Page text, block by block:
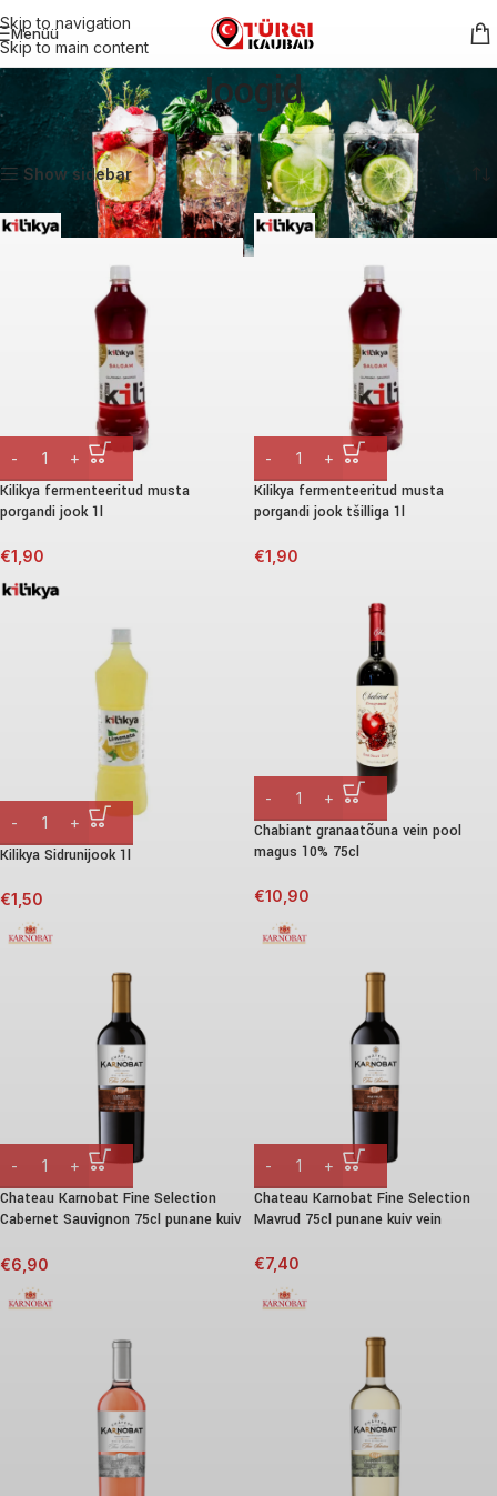
Skip to navigation
Skip to main content
Menüü
Joogid
Esileht Joogid Lehekülg 2 Näitan 13–14 tulemust 14-st
Show sidebar
Kilikya fermenteeritud musta
porgandi jook 1l
€1,90
Kilikya fermenteeritud musta
porgandi jook tšilliga 1l
€1,90
Kilikya Sidrunijook 1l
€1,50
Chabiant granaatõuna vein pool
magus 10% 75cl
€10,90
Chateau Karnobat Fine Selection
Cabernet Sauvignon 75cl punane kuiv
€6,90
Chateau Karnobat Fine Selection
Mavrud 75cl punane kuiv vein
€7,40